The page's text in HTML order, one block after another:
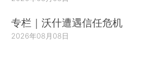
专栏｜沃什遭遇信任危机
2026年08月08日